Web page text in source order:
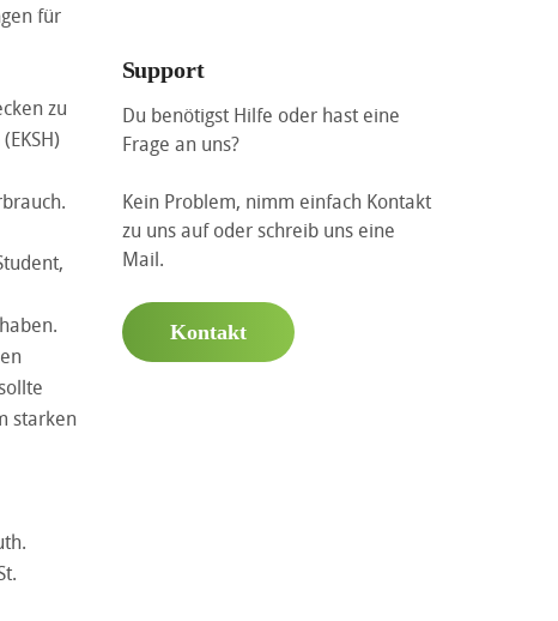
für
zu
starken
Support
Du benötigst Hilfe oder hast eine
Frage an uns?
Kein Problem, nimm einfach Kontakt
zu uns auf oder schreib uns eine
Mail.
Kontakt